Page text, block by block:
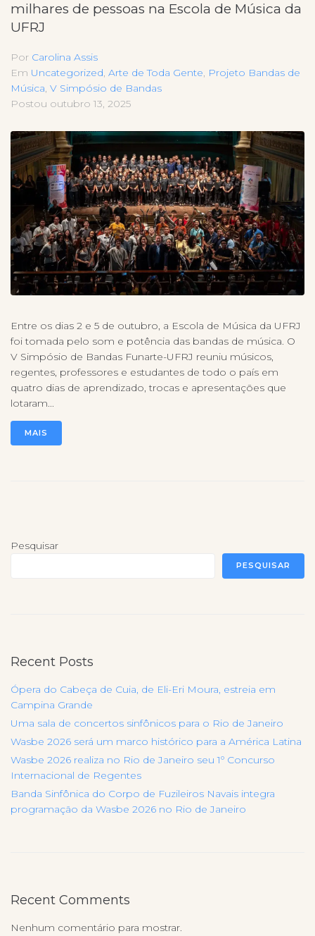
milhares de pessoas na Escola de Música da
UFRJ
Por Carolina Assis
Em Uncategorized, Arte de Toda Gente, Projeto Bandas de
Música, V Simpósio de Bandas
Postou outubro 13, 2025
Entre os dias 2 e 5 de outubro, a Escola de Música da UFRJ
foi tomada pelo som e potência das bandas de música. O
V Simpósio de Bandas Funarte-UFRJ reuniu músicos,
regentes, professores e estudantes de todo o país em
quatro dias de aprendizado, trocas e apresentações que
lotaram...
MAIS
Pesquisar
PESQUISAR
Recent Posts
Ópera do Cabeça de Cuia, de Eli-Eri Moura, estreia em
Campina Grande
Uma sala de concertos sinfônicos para o Rio de Janeiro
Wasbe 2026 será um marco histórico para a América Latina
Wasbe 2026 realiza no Rio de Janeiro seu 1º Concurso
Internacional de Regentes
Banda Sinfônica do Corpo de Fuzileiros Navais integra
programação da Wasbe 2026 no Rio de Janeiro
Recent Comments
Nenhum comentário para mostrar.